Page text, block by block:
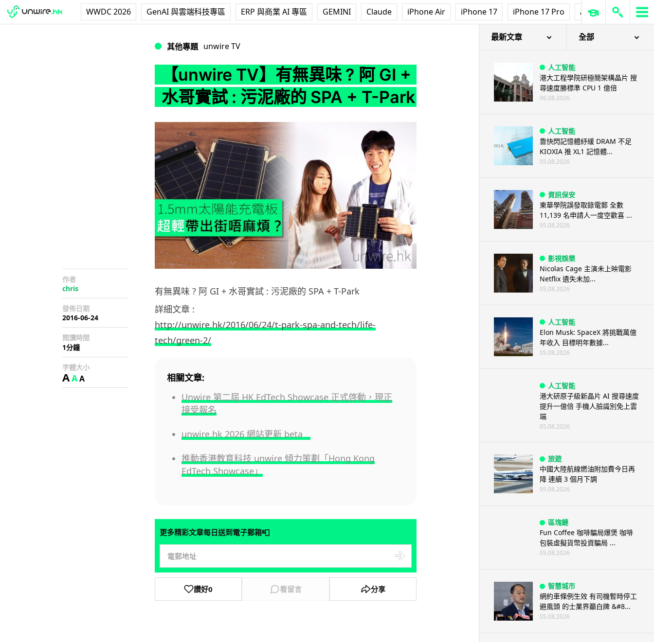
WWDC 2026 GenAI 與雲端科技專區 ERP 與商業 AI 專區 GEMINI Claude iPhone Air iPhone 17 iPhone 17 Pro AirPods Pro 3
其他專題 unwire TV
【unwire TV】有無異味 ? 阿 GI +
水哥實試 : 污泥廠的 SPA + T-Park
作者
chris
發佈日期
2016-06-24
閱讀時間
1分鐘
字體大小
AAA
有無異味 ? 阿 GI + 水哥實試 : 污泥廠的 SPA + T-Park
詳細文章 :
http://unwire.hk/2016/06/24/t-park-spa-and-tech/life-
tech/green-2/
相關文章:
Unwire 第二屆 HK EdTech Showcase 正式啓動，現正
接受報名
unwire.hk 2026 網站更新 beta
推動香港教育科技 unwire 傾力策劃「Hong Kong
EdTech Showcase」
更多精彩文章每日送到電子郵箱📮
讚好0 看留言 分享
最新文章 全部
人工智能
港大工程學院研極簡架構晶片 搜
尋速度勝標準 CPU 1 億倍
06.08.2026
人工智能
靠快閃記憶體紓緩 DRAM 不足
KIOXIA 推 XL1 記憶體...
05.08.2026
資訊保安
東華學院誤發取錄電郵 全數
11,139 名申請人一度空歡喜 ...
05.08.2026
影視娛樂
Nicolas Cage 主演未上映電影
Netflix 遺失未加...
05.08.2026
人工智能
Elon Musk: SpaceX 將挑戰萬億
年收入 目標明年數據...
05.08.2026
人工智能
港大研原子級新晶片 AI 搜尋速度
提升一億倍 手機人臉識別免上雲
端
05.08.2026
旅遊
中國大陸航線燃油附加費今日再
降 連續 3 個月下調
05.08.2026
區塊鏈
Fun Coffee 咖啡騙局爆煲 咖啡
包裝虛擬貨幣投資騙局 ...
05.08.2026
智慧城市
網約車條例生效 有司機暫時停工
避風頭 的士業界籲白牌 &#8...
05.08.2026